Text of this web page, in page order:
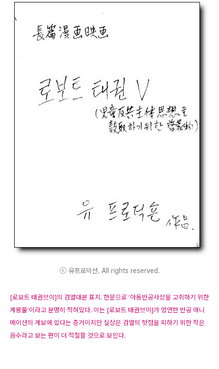
ⓒ 유프로덕션. All rights reserved.
[로보트 태권브이]의 검열대본 표지. 한문으로 '아동반공사상을 고취하기 위한
계몽물'이라고 분명히 적혀있다. 이는 [로보트 태권브이]가 엄연한 반공 애니
메이션의 계보에 있다는 증거이지만 실상은 검열의 헛점을 피하기 위한 작은
꼼수라고 보는 편이 더 적절할 것으로 보인다.